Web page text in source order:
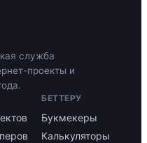
служба
проекты и
БЕТТЕРУ
Букмекеры
Калькуляторы